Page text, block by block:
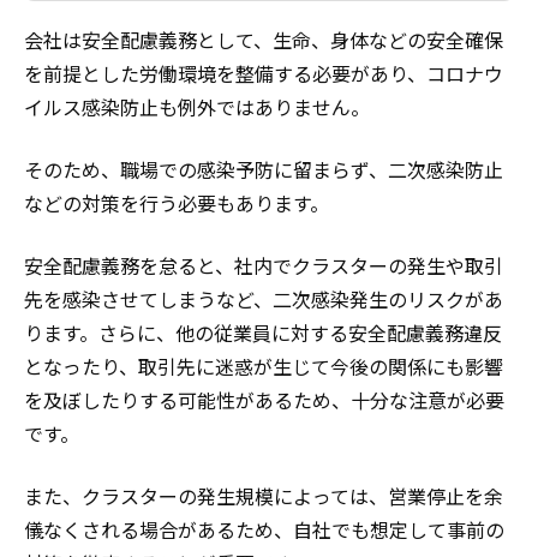
会社は安全配慮義務として、生命、身体などの安全確保
を前提とした労働環境を整備する必要があり、コロナウ
イルス感染防止も例外ではありません。
そのため、職場での感染予防に留まらず、二次感染防止
などの対策を行う必要もあります。
安全配慮義務を怠ると、社内でクラスターの発生や取引
先を感染させてしまうなど、二次感染発生のリスクがあ
ります。さらに、他の従業員に対する安全配慮義務違反
となったり、取引先に迷惑が生じて今後の関係にも影響
を及ぼしたりする可能性があるため、十分な注意が必要
です。
また、クラスターの発生規模によっては、営業停止を余
儀なくされる場合があるため、自社でも想定して事前の